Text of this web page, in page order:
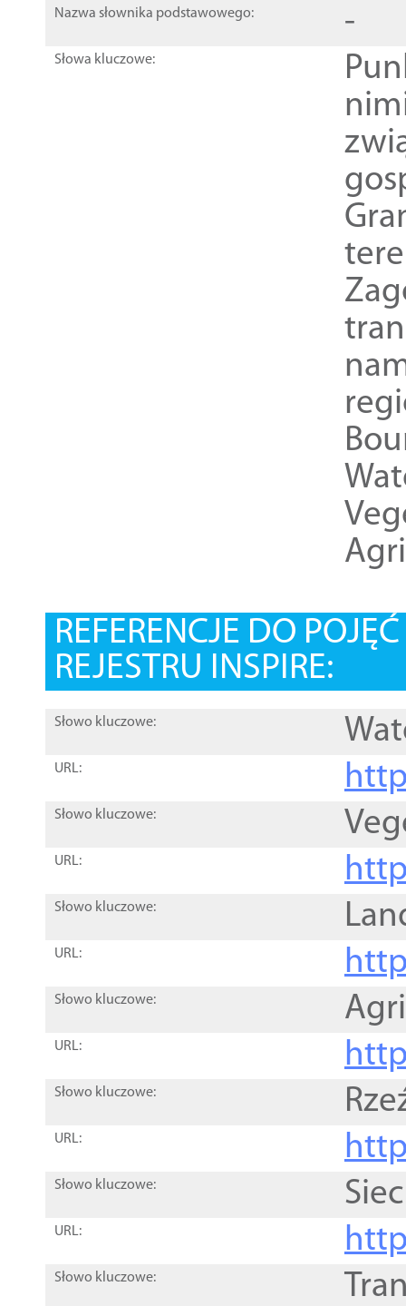
Nazwa słownika podstawowego: -
Słowa kluczowe:
REFERENCJE DO
REJESTRU INSPIRE:
Słowo kluczowe:
URL:
Słowo kluczowe:
URL:
Słowo kluczowe:
URL:
Słowo kluczowe:
URL:
Słowo kluczowe:
URL:
Słowo kluczowe:
URL:
Słowo kluczowe: